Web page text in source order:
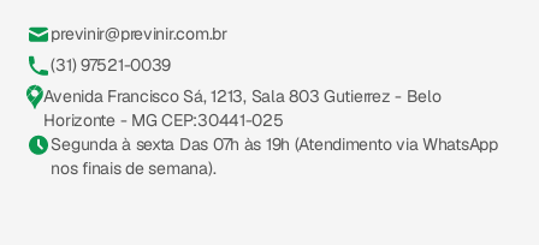
previnir@previnir.com.br
(31) 97521-0039
Avenida Francisco Sá, 1213, Sala 803 Gutierrez - Belo
Horizonte - MG CEP:30441-025
Segunda à sexta Das 07h às 19h (Atendimento via WhatsApp
nos finais de semana).